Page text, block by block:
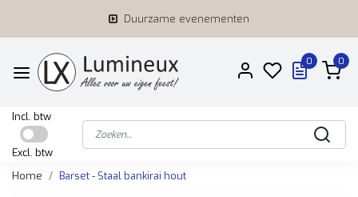
Duurzame evenementen
0 0
Incl. btw
Excl. btw
Home
Barset - Staal bankirai hout